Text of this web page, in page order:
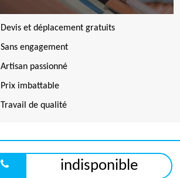
Devis et déplacement gratuits
Sans engagement
Artisan passionné
Prix imbattable
Travail de qualité
indisponible